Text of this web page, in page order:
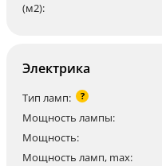
(м2):
Электрика
Тип ламп: ?
Мощность лампы:
Мощность:
Мощность ламп, max: